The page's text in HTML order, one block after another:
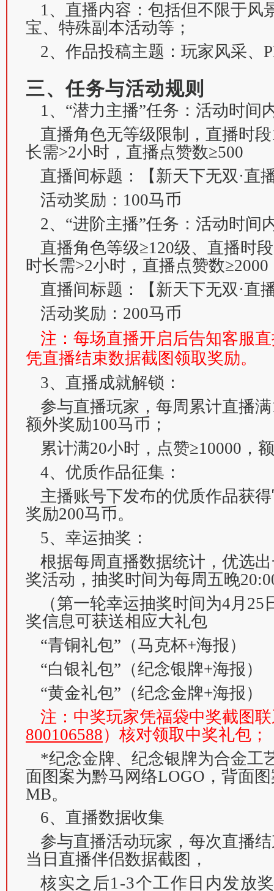
1、直播内容：包括但不限于风
宝、特殊副本活动等；
2、作品投稿主题：玩家风采、
三、任务与活动规则
1、“潜力主播”任务：活动时间
直播角色无等级限制，直播时
长需>2小时，直播点赞数≥500
直播间标题：【新天下无双·直
活动奖励：100马币
2、“进阶主播”任务：活动时间
直播角色等级≥120级、直播时
时长需>2小时，直播点赞数≥2000
直播间标题：【新天下无双·直
活动奖励：200马币
注：每场直播开启后告知客服
凭直播结束数据截图领取奖励。
3、直播成就解锁：
参与直播玩家，每周累计直播
额外奖励100马币；
累计满20小时，点赞≥10000，
4、优质作品征集：
主播账号下发布的优质作品获
奖励200马币。
5、幸运抽奖：
根据每周直播数据统计，优选
奖活动，抽奖时间为每周五晚
（第一轮幸运抽奖时间为4月
奖信息可获送相应大礼包
“青铜礼包”（马克杯+海报）
“白银礼包”（纪念银牌+海报）
“黄金礼包”（纪念金牌+海报）
注：中奖玩家凭福袋中奖截图
800106588）核对领取中奖礼包；
*纪念金牌、纪念银牌为合金工
面图案为黔马网络LOGO，背面
MB。
6、直播数据收集
参与直播活动玩家，每次直播
当日直播伴侣数据截图，
核实之后1-3个工作日内发放